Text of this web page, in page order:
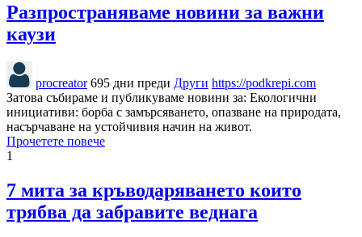
Разпространяваме новини за важни
каузи
procreator 695 дни преди Други https://podkrepi.com
Затова събираме и публикуваме новини за: Екологични
инициативи: борба с замърсяването, опазване на природата,
насърчаване на устойчивия начин на живот.
Прочетете повече
1
7 мита за кръводаряването които
трябва да забравите веднага